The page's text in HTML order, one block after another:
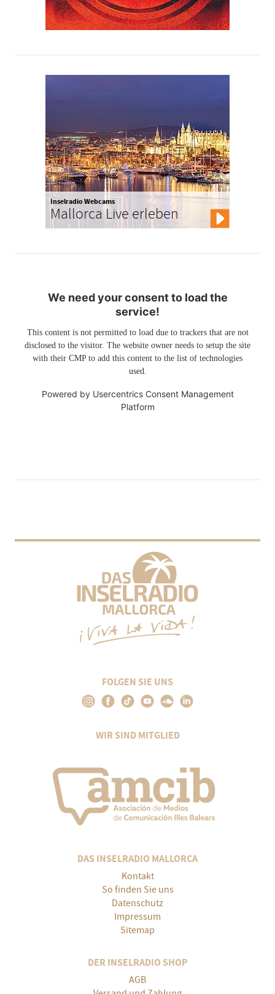
Inselradio Webcams
Mallorca Live erleben
We need your consent to load the
service!
This content is not permitted to load due to trackers that are not
disclosed to the visitor. The website owner needs to setup the site
with their CMP to add this content to the list of technologies
used.
Powered by Usercentrics Consent Management
Platform
FOLGEN SIE UNS
WIR SIND MITGLIED
DAS INSELRADIO MALLORCA
Kontakt
So finden Sie uns
Datenschutz
Impressum
Sitemap
DER INSELRADIO SHOP
AGB